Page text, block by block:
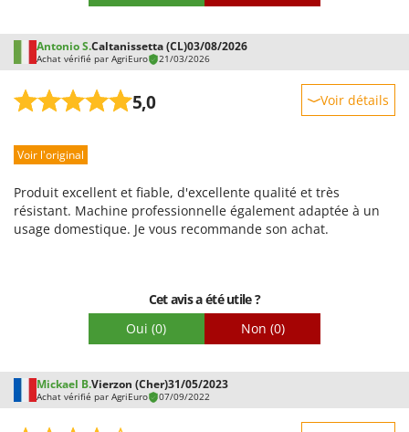
Spiralmac
Spyro
Stiga
Stocker
Sunseeker
Tellarini Pompe
Tenco
Tineco
Antonio S.Caltanissetta (CL)03/08/2026
Achat vérifié par AgriEuro 21/03/2026
5,0 Voir détails
Prestations
Qualité / Prix
Facilité de montage
Voir l'original
Produit excellent et fiable, d'excellente qualité et très
résistant. Machine professionnelle également adaptée à un
usage domestique. Je vous recommande son achat.
Cet avis a été utile ?
Oui (0) Non (0)
Mickael B.Vierzon (Cher)31/05/2023
Achat vérifié par AgriEuro 07/09/2022